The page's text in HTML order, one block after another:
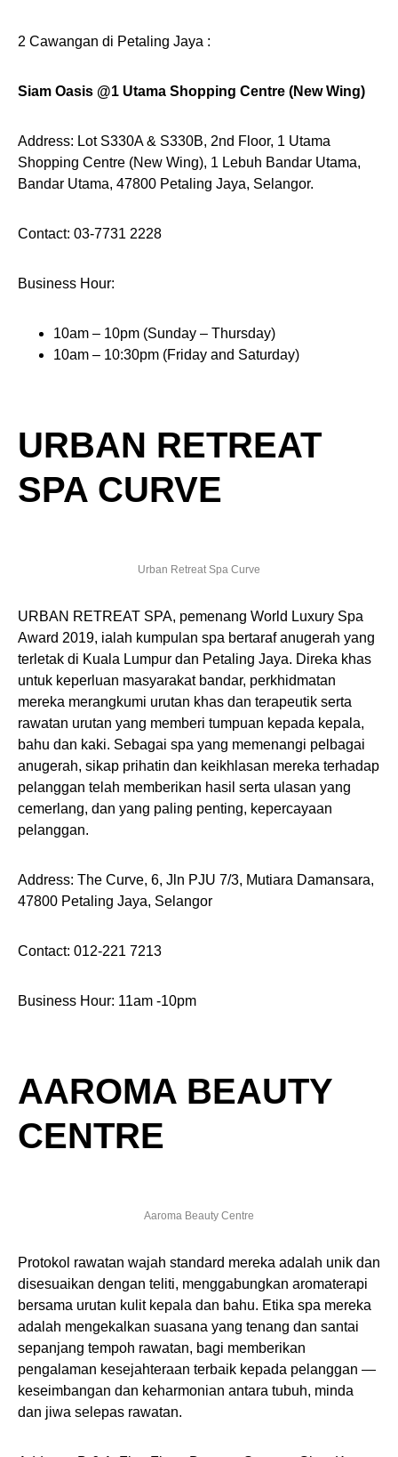
2 Cawangan di Petaling Jaya :
Siam Oasis @1 Utama Shopping Centre (New Wing)
Address: Lot S330A & S330B, 2nd Floor, 1 Utama
Shopping Centre (New Wing), 1 Lebuh Bandar Utama,
Bandar Utama, 47800 Petaling Jaya, Selangor.
Contact: 03-7731 2228
Business Hour:
10am – 10pm (Sunday – Thursday)
10am – 10:30pm (Friday and Saturday)
URBAN RETREAT
SPA CURVE
Urban Retreat Spa Curve
URBAN RETREAT SPA, pemenang World Luxury Spa
Award 2019, ialah kumpulan spa bertaraf anugerah yang
terletak di Kuala Lumpur dan Petaling Jaya. Direka khas
untuk keperluan masyarakat bandar, perkhidmatan
mereka merangkumi urutan khas dan terapeutik serta
rawatan urutan yang memberi tumpuan kepada kepala,
bahu dan kaki. Sebagai spa yang memenangi pelbagai
anugerah, sikap prihatin dan keikhlasan mereka terhadap
pelanggan telah memberikan hasil serta ulasan yang
cemerlang, dan yang paling penting, kepercayaan
pelanggan.
Address: The Curve, 6, Jln PJU 7/3, Mutiara Damansara,
47800 Petaling Jaya, Selangor
Contact: 012-221 7213
Business Hour: 11am -10pm
AAROMA BEAUTY
CENTRE
Aaroma Beauty Centre
Protokol rawatan wajah standard mereka adalah unik dan
disesuaikan dengan teliti, menggabungkan aromaterapi
bersama urutan kulit kepala dan bahu. Etika spa mereka
adalah mengekalkan suasana yang tenang dan santai
sepanjang tempoh rawatan, bagi memberikan
pengalaman kesejahteraan terbaik kepada pelanggan —
keseimbangan dan keharmonian antara tubuh, minda
dan jiwa selepas rawatan.